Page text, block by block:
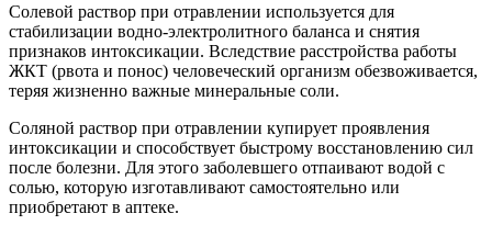
Солевой раствор при отравлении используется для
стабилизации водно-электролитного баланса и снятия
признаков интоксикации. Вследствие расстройства работы
ЖКТ (рвота и понос) человеческий организм обезвоживается,
теряя жизненно важные минеральные соли.
Соляной раствор при отравлении купирует проявления
интоксикации и способствует быстрому восстановлению сил
после болезни. Для этого заболевшего отпаивают водой с
солью, которую изготавливают самостоятельно или
приобретают в аптеке.